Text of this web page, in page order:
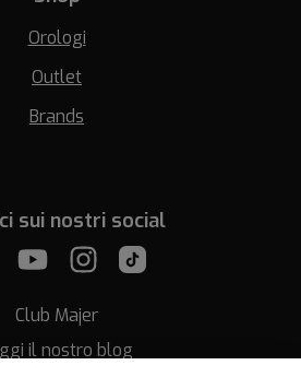
Orologi
Outlet
Brands
sui nostri social
Club Majer
il nostro blog